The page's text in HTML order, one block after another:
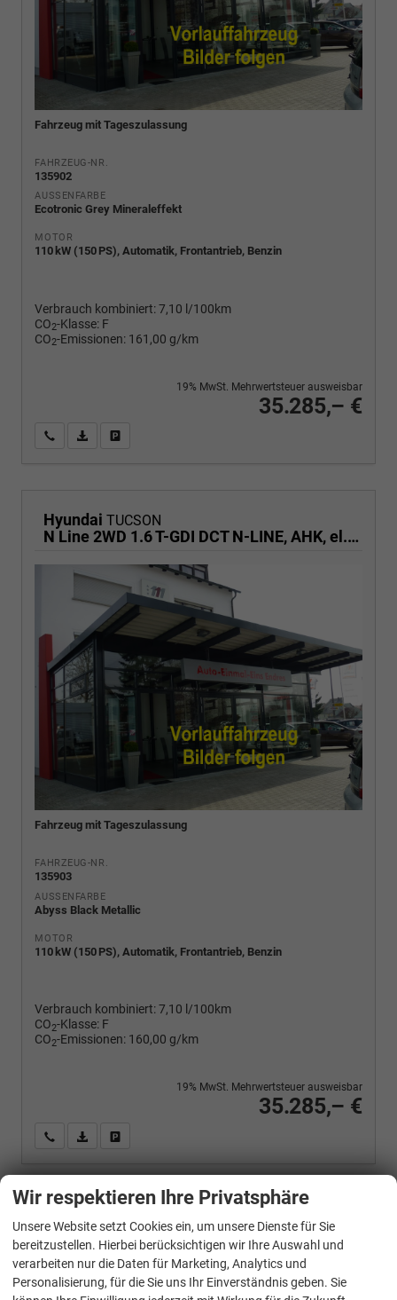
Fahrzeug mit Tageszulassung
FAHRZEUG-NR.
135902
AUSSENFARBE
Ecotronic Grey Mineraleffekt
MOTOR
110 kW (150 PS), Automatik, Frontantrieb, Benzin
Verbrauch kombiniert:7,10 l/100km
CO2-Klasse: F
CO2-Emissionen: 161,00 g/km
35.285,– €
19% MwSt. Mehrwertsteuer ausweisbar
Wir rufen Sie anPDF-Fahrzeugexposé drucken
Hyundai TUCSON
N Line 2WD 1.6 T-GDI DCT N-LINE, AHK, el. Klappe, Navi, Kamera, Side, Winter
Fahrzeug mit Tageszulassung
FAHRZEUG-NR.
135903
AUSSENFARBE
Abyss Black Metallic
MOTOR
110 kW (150 PS), Automatik, Frontantrieb, Benzin
Verbrauch kombiniert:7,10 l/100km
CO2-Klasse: F
CO2-Emissionen: 160,00 g/km
35.285,– €
19% MwSt. Mehrwertsteuer ausweisbar
Wir rufen Sie anPDF-Fahrzeugexposé drucken
Hyundai TUCSON
Wir respektieren Ihre Privatsphäre
Unsere Website setzt Cookies ein, um unsere Dienste für Sie
bereitzustellen. Hierbei berücksichtigen wir Ihre Auswahl und
verarbeiten nur die Daten für Marketing, Analytics und
Personalisierung, für die Sie uns Ihr Einverständnis geben. Sie